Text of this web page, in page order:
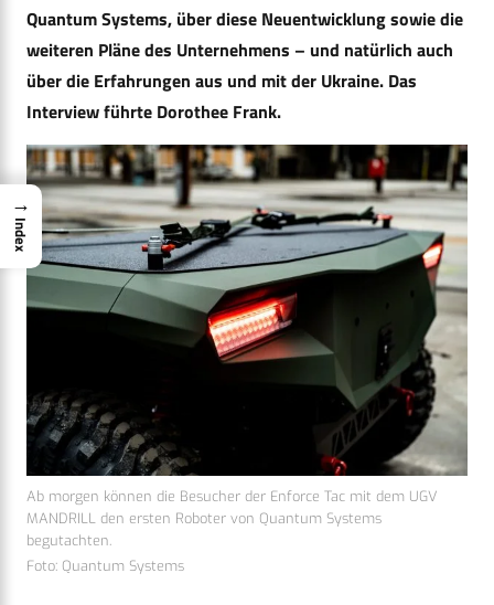
Quantum Systems, über diese Neuentwicklung sowie die
weiteren Pläne des Unternehmens – und natürlich auch
über die Erfahrungen aus und mit der Ukraine. Das
Interview führte Dorothee Frank.
Ab morgen können die Besucher der Enforce Tac mit dem UGV
MANDRILL den ersten Roboter von Quantum Systems
begutachten.
Foto: Quantum Systems
→
Index